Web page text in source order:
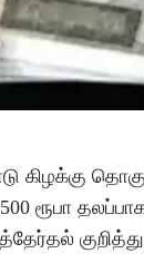
ரூபா
குறித்து